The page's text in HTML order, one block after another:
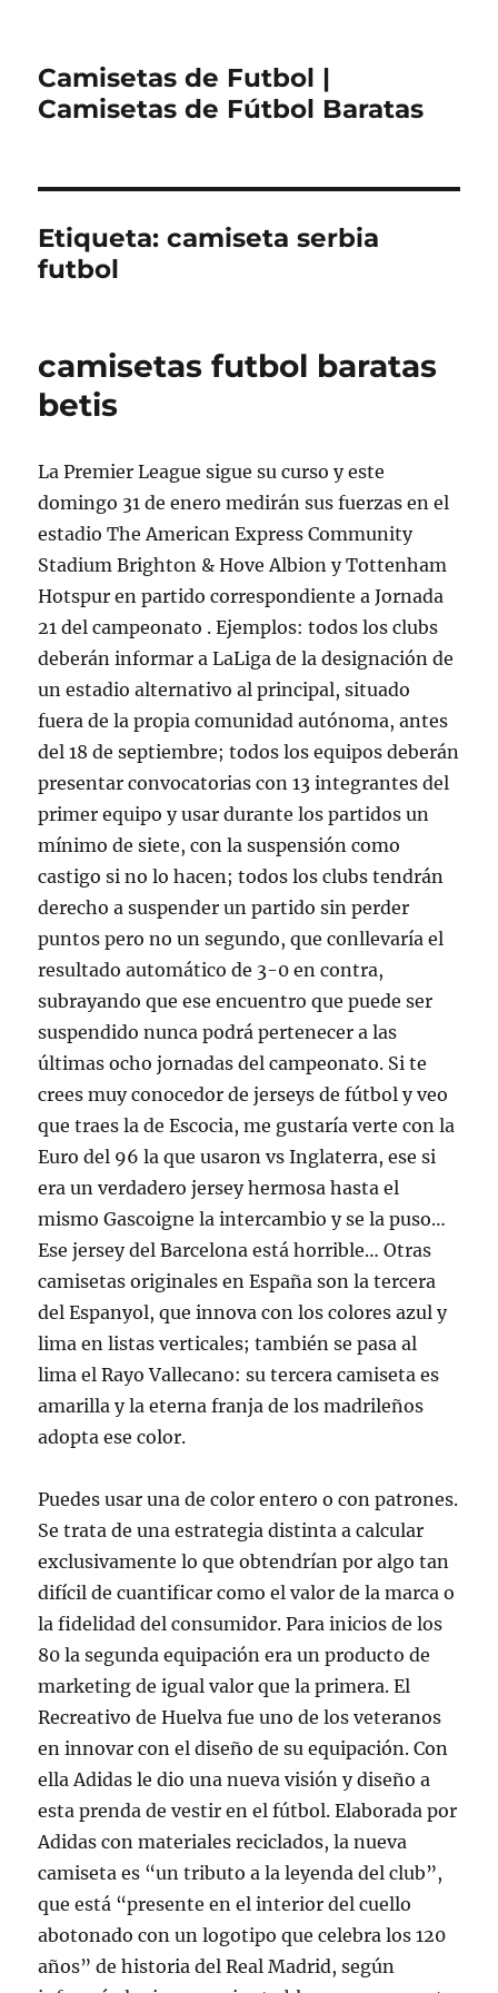
Camisetas de Futbol |
Camisetas de Fútbol Baratas
Etiqueta:camiseta serbia
futbol
camisetas futbol baratas
betis
La Premier League sigue su curso y este
domingo 31 de enero medirán sus fuerzas en el
estadio The American Express Community
Stadium Brighton & Hove Albion y Tottenham
Hotspur en partido correspondiente a Jornada
21 del campeonato . Ejemplos: todos los clubs
deberán informar a LaLiga de la designación de
un estadio alternativo al principal, situado
fuera de la propia comunidad autónoma, antes
del 18 de septiembre; todos los equipos deberán
presentar convocatorias con 13 integrantes del
primer equipo y usar durante los partidos un
mínimo de siete, con la suspensión como
castigo si no lo hacen; todos los clubs tendrán
derecho a suspender un partido sin perder
puntos pero no un segundo, que conllevaría el
resultado automático de 3-0 en contra,
subrayando que ese encuentro que puede ser
suspendido nunca podrá pertenecer a las
últimas ocho jornadas del campeonato. Si te
crees muy conocedor de jerseys de fútbol y veo
que traes la de Escocia, me gustaría verte con la
Euro del 96 la que usaron vs Inglaterra, ese si
era un verdadero jersey hermosa hasta el
mismo Gascoigne la intercambio y se la puso…
Ese jersey del Barcelona está horrible… Otras
camisetas originales en España son la tercera
del Espanyol, que innova con los colores azul y
lima en listas verticales; también se pasa al
lima el Rayo Vallecano: su tercera camiseta es
amarilla y la eterna franja de los madrileños
adopta ese color.
Puedes usar una de color entero o con patrones.
Se trata de una estrategia distinta a calcular
exclusivamente lo que obtendrían por algo tan
difícil de cuantificar como el valor de la marca o
la fidelidad del consumidor. Para inicios de los
80 la segunda equipación era un producto de
marketing de igual valor que la primera. El
Recreativo de Huelva fue uno de los veteranos
en innovar con el diseño de su equipación. Con
ella Adidas le dio una nueva visión y diseño a
esta prenda de vestir en el fútbol. Elaborada por
Adidas con materiales reciclados, la nueva
camiseta es “un tributo a la leyenda del club”,
que está “presente en el interior del cuello
abotonado con un logotipo que celebra los 120
años” de historia del Real Madrid, según